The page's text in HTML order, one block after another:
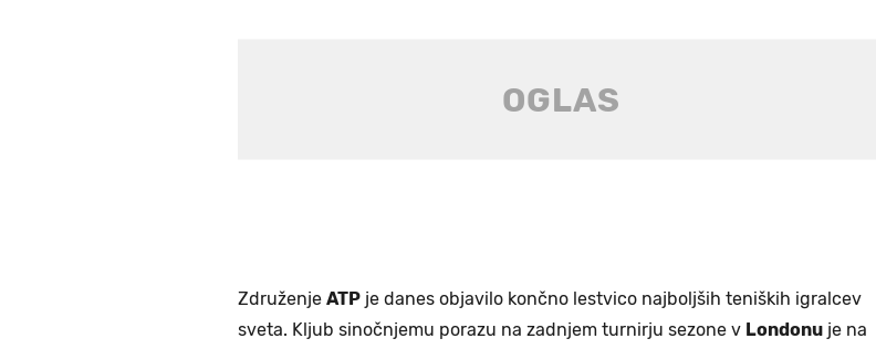
Združenje ATP je danes objavilo končno lestvico najboljših teniških igralcev
sveta. Kljub sinočnjemu porazu na zadnjem turnirju sezone v Londonu je na